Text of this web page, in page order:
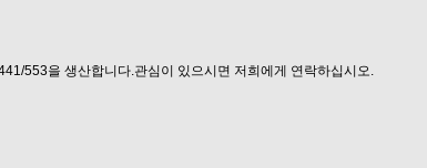
553을 생산합니다.관심이 있으시면 저희에게 연락하십시오.